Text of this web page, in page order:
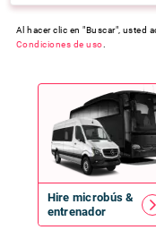
Al hacer clic en "Buscar", usted
Condiciones de uso
Hire microbús &
entrenador